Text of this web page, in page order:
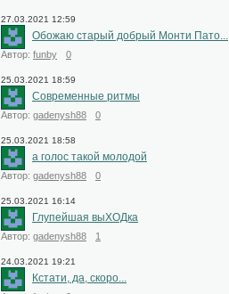
27.03.2021 12:59
Обожаю старый добрый Монти Пато...
Автор: funby 0
25.03.2021 18:59
Современные ритмы
Автор: gadenysh88 0
25.03.2021 18:58
а голос такой молодой
Автор: gadenysh88 0
25.03.2021 16:14
Глупейшая выХОДка
Автор: gadenysh88 1
24.03.2021 19:21
Кстати, да, скоро...